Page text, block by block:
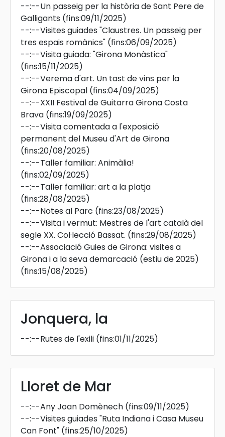
--:--Un passeig per la història de Sant Pere de
Galligants (fins:09/11/2025)
--:--Visites guiades "Claustres. Un passeig per
tres espais romànics" (fins:06/09/2025)
--:--Visita guiada: "Girona Monàstica"
(fins:15/11/2025)
--:--Verema d'art. Un tast de vins per la
Girona Episcopal (fins:04/09/2025)
--:--XXII Festival de Guitarra Girona Costa
Brava (fins:19/09/2025)
--:--Visita comentada a l'exposició
permanent del Museu d'Art de Girona
(fins:20/08/2025)
--:--Taller familiar: Animàlia!
(fins:02/09/2025)
--:--Taller familiar: art a la platja
(fins:28/08/2025)
--:--Notes al Parc (fins:23/08/2025)
--:--Visita i vermut: Mestres de l'art català del
segle XX. Col·lecció Bassat. (fins:29/08/2025)
--:--Associació Guies de Girona: visites a
Girona i a la seva demarcació (estiu de 2025)
(fins:15/08/2025)
Jonquera, la
--:--Rutes de l'exili (fins:01/11/2025)
Lloret de Mar
--:--Any Joan Domènech (fins:09/11/2025)
--:--Visites guiades "Ruta Indiana i Casa Museu
Can Font" (fins:25/10/2025)